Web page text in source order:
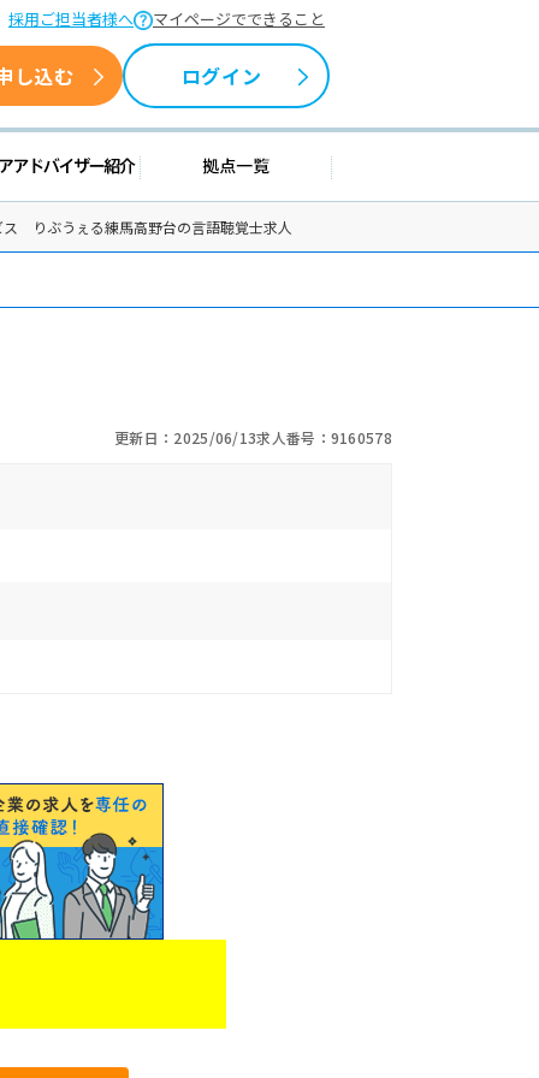
採用ご担当者様へ マイページでできること
し込む ログイン
情報 キャリアアドバイザー紹介拠点一覧
りぶうぇる練馬高野台の言語聴覚士求人
更新日：2025/06/13求人番号：9160578